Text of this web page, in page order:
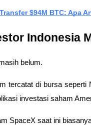
$94M BTC: Apa
Indonesia
belum.
tercatat di bursa
investasi saham
SpaceX saat ini